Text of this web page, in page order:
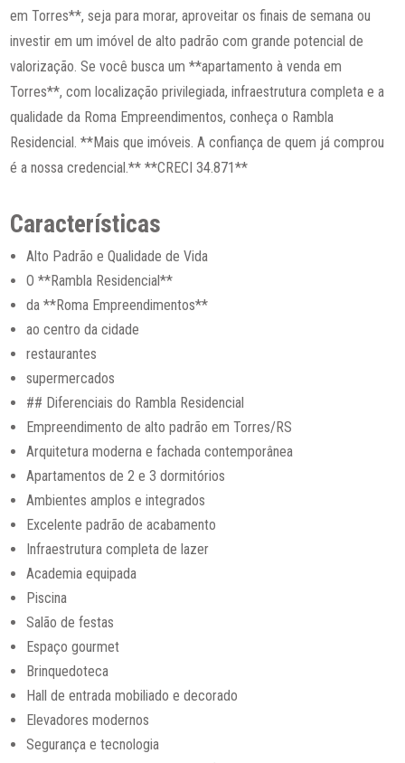
em Torres**, seja para morar, aproveitar os finais de semana ou
investir em um imóvel de alto padrão com grande potencial de
valorização. Se você busca um **apartamento à venda em
Torres**, com localização privilegiada, infraestrutura completa e a
qualidade da Roma Empreendimentos, conheça o Rambla
Residencial. **Mais que imóveis. A confiança de quem já comprou
é a nossa credencial.** **CRECI 34.871**
Características
Alto Padrão e Qualidade de Vida
O **Rambla Residencial**
da **Roma Empreendimentos**
ao centro da cidade
restaurantes
supermercados
## Diferenciais do Rambla Residencial
Empreendimento de alto padrão em Torres/RS
Arquitetura moderna e fachada contemporânea
Apartamentos de 2 e 3 dormitórios
Ambientes amplos e integrados
Excelente padrão de acabamento
Infraestrutura completa de lazer
Academia equipada
Piscina
Salão de festas
Espaço gourmet
Brinquedoteca
Hall de entrada mobiliado e decorado
Elevadores modernos
Segurança e tecnologia